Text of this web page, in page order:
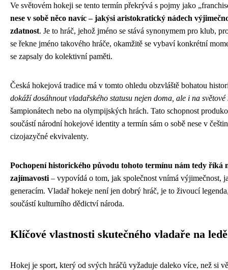
Ve světovém hokeji se tento termín překrývá s pojmy jako
nese v sobě něco navíc – jakýsi aristokratický nádech
zdatnost. Je to hráč, jehož jméno se stává synonymem pro klub,
se řekne jméno takového hráče, okamžitě se vybaví konkrétní
se zapsaly do kolektivní paměti.
Česká hokejová tradice má v tomto ohledu obzvláště bohatou
dokáží dosáhnout vladařského statusu nejen doma, ale i na světové
šampionátech nebo na olympijských hrách. Tato schopnost
součástí národní hokejové identity a termín sám o sobě nese v
cizojazyčné ekvivalenty.
Pochopení historického původu tohoto termínu nám tedy říká
zajímavosti – vypovídá o tom, jak společnost vnímá výjimečnost,
generacím. Vladař hokeje není jen dobrý hráč, je to živoucí
součástí kulturního dědictví národa.
Klíčové vlastnosti skutečného vladaře na ledě
Hokej je sport, který od svých hráčů vyžaduje daleko více, než si